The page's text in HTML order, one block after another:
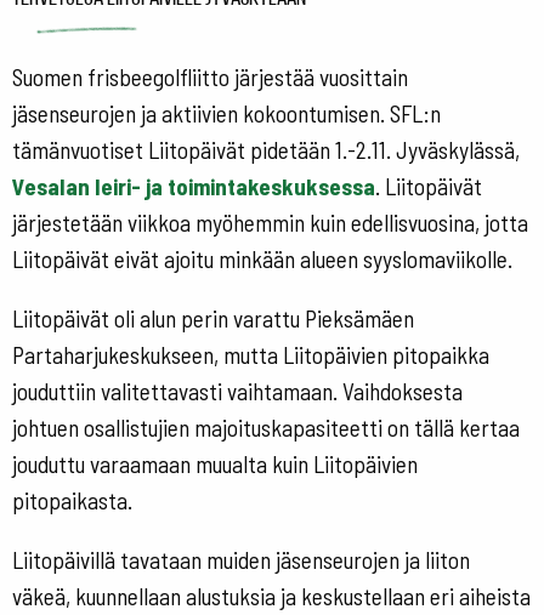
Suomen frisbeegolfliitto järjestää vuosittain
jäsenseurojen ja aktiivien kokoontumisen. SFL:n
tämänvuotiset Liitopäivät pidetään 1.-2.11. Jyväskylässä,
Vesalan leiri- ja toimintakeskuksessa. Liitopäivät
järjestetään viikkoa myöhemmin kuin edellisvuosina, jotta
Liitopäivät eivät ajoitu minkään alueen syyslomaviikolle.
Liitopäivät oli alun perin varattu Pieksämäen
Partaharjukeskukseen, mutta Liitopäivien pitopaikka
jouduttiin valitettavasti vaihtamaan. Vaihdoksesta
johtuen osallistujien majoituskapasiteetti on tällä kertaa
jouduttu varaamaan muualta kuin Liitopäivien
pitopaikasta.
Liitopäivillä tavataan muiden jäsenseurojen ja liiton
väkeä, kuunnellaan alustuksia ja keskustellaan eri aiheista